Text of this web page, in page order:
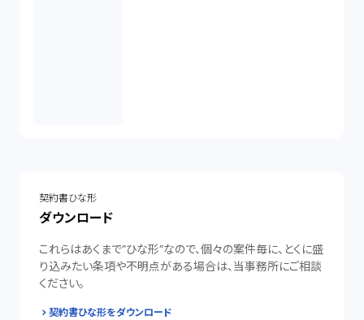
契約書ひな形
ダウンロード
これらはあくまで”ひな形”なので、個々の案件毎に、とくに盛
り込みたい条項や不明点がある場合は、当事務所にご相談
ください。
契約書ひな形をダウンロード